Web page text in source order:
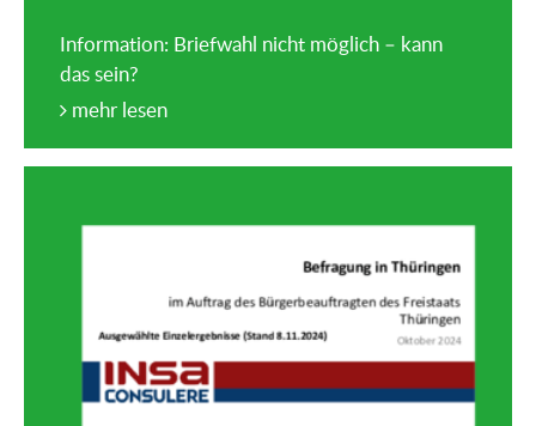
Information: Briefwahl nicht möglich – kann
das sein?
mehr lesen